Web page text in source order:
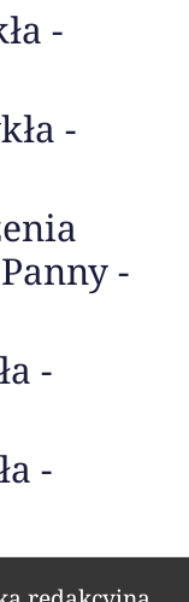
-
-
-
-
-